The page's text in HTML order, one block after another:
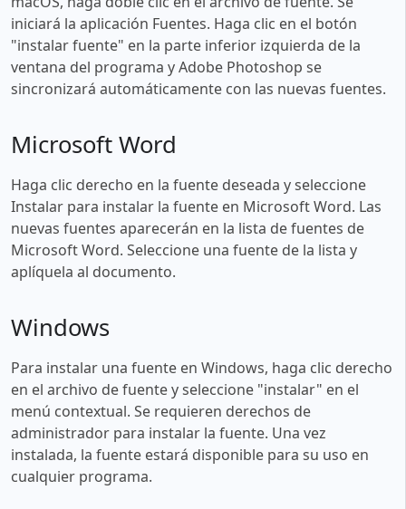
iniciará la aplicación Fuentes. Haga clic en el botón
"instalar fuente" en la parte inferior izquierda de la
ventana del programa y Adobe Photoshop se
sincronizará automáticamente con las nuevas fuentes.
Microsoft Word
Haga clic derecho en la fuente deseada y seleccione
Instalar para instalar la fuente en Microsoft Word. Las
nuevas fuentes aparecerán en la lista de fuentes de
Microsoft Word. Seleccione una fuente de la lista y
aplíquela al documento.
Windows
Para instalar una fuente en Windows, haga clic derecho
en el archivo de fuente y seleccione "instalar" en el
menú contextual. Se requieren derechos de
administrador para instalar la fuente. Una vez
instalada, la fuente estará disponible para su uso en
cualquier programa.